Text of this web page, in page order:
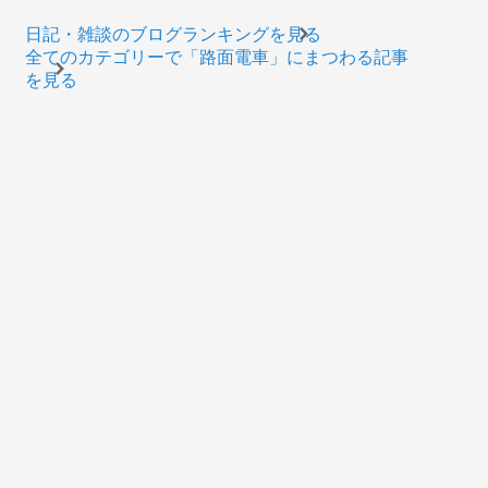
日記・雑談のブログランキングを見る
全てのカテゴリーで「路面電車」にまつわる記事
を見る